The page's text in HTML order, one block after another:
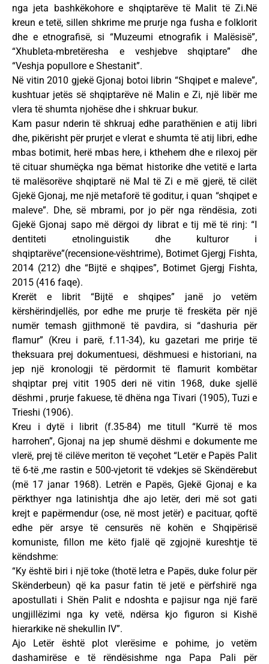
nga jeta bashkëkohore e shqiptarëve të Malit të Zi.Në
kreun e tetë, sillen shkrime me prurje nga fusha e folklorit
dhe e etnografisë, si “Muzeumi etnografik i Malësisë”,
“Xhubleta-mbretëresha e veshjebve shqiptare” dhe
“Veshja popullore e Shestanit”.
Në vitin 2010 gjekë Gjonaj botoi librin “Shqipet e maleve”,
kushtuar jetës së shqiptarëve në Malin e Zi, një libër me
vlera të shumta njohëse dhe i shkruar bukur.
Kam pasur nderin të shkruaj edhe parathënien e atij libri
dhe, pikërisht për prurjet e vlerat e shumta të atij libri, edhe
mbas botimit, herë mbas here, i kthehem dhe e rilexoj për
të cituar shumëçka nga bëmat historike dhe vetitë e larta
të malësorëve shqiptarë në Mal të Zi e më gjerë, të cilët
Gjekë Gjonaj, me një metaforë të goditur, i quan “shqipet e
maleve”. Dhe, së mbrami, por jo për nga rëndësia, zoti
Gjekë Gjonaj sapo më dërgoi dy librat e tij më të rinj: “I
dentiteti etnolinguistik dhe kulturor i
shqiptarëve”(recensione-vështrime), Botimet Gjergj Fishta,
2014 (212) dhe “Bijtë e shqipes”, Botimet Gjergj Fishta,
2015 (416 faqe).
Krerët e librit “Bijtë e shqipes” janë jo vetëm
kërshërindjellës, por edhe me prurje të freskëta për një
numër temash gjithmonë të pavdira, si “dashuria për
flamur” (Kreu i parë, f.11-34), ku gazetari me prirje të
theksuara prej dokumentuesi, dëshmuesi e historiani, na
jep një kronologji të përdormit të flamurit kombëtar
shqiptar prej vitit 1905 deri në vitin 1968, duke sjellë
dëshmi , prurje fakuese, të dhëna nga Tivari (1905), Tuzi e
Trieshi (1906).
Kreu i dytë i librit (f.35-84) me titull “Kurrë të mos
harrohen”, Gjonaj na jep shumë dëshmi e dokumente me
vlerë, prej të cilëve meriton të veçohet “Letër e Papës Palit
të 6-të ,me rastin e 500-vjetorit të vdekjes së Skëndërebut
(më 17 janar 1968). Letrën e Papës, Gjekë Gjonaj e ka
përkthyer nga latinishtja dhe ajo letër, deri më sot gati
krejt e papërmendur (ose, në most jetër) e pacituar, qoftë
edhe për arsye të censurës në kohën e Shqipërisë
komuniste, fillon me këto fjalë që zgjojnë kureshtje të
këndshme:
“Ky është biri i një toke (thotë letra e Papës, duke folur për
Skënderbeun) që ka pasur fatin të jetë e përfshirë nga
apostullati i Shën Palit e ndoshta e pajisur nga një farë
ungjillëzimi nga ky vetë, ndërsa kjo figuron si Kishë
hierarkike në shekullin IV”.
Ajo Letër është plot vlerësime e pohime, jo vetëm
dashamirëse e të rëndësishme nga Papa Pali për